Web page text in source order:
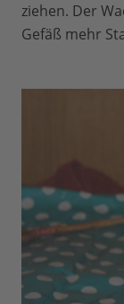
ziehen. Der
Gefäß mehr